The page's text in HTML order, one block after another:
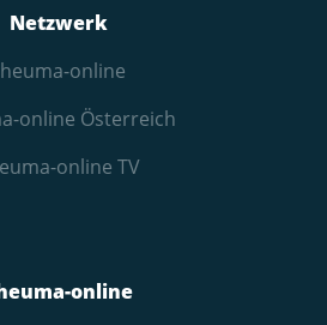
Netzwerk
online
online Österreich
online TV
online